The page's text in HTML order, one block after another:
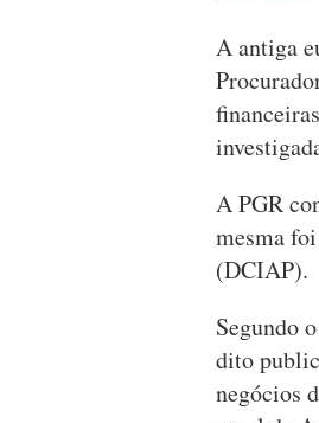
A antiga
A PGR
mesma
(DCIAP).
Segundo
dito
negócios